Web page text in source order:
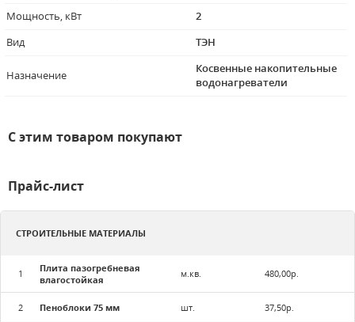
Мощность, кВт
2
Вид
ТЭН
Назначение
Косвенные накопительные
водонагреватели
С этим товаром покупают
Прайс-лист
СТРОИТЕЛЬНЫЕ МАТЕРИАЛЫ
1
Плита пазогребневая
влагостойкая
м.кв. 480,00р.
2 Пеноблоки 75 мм шт. 37,50р.